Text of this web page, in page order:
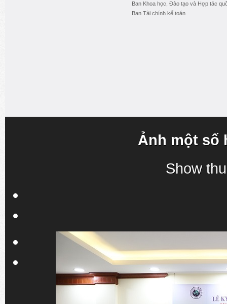
Ban Khoa học, Đào tạo và Hợp tác
Ban Tài chính kế toán
Ảnh một số
Show